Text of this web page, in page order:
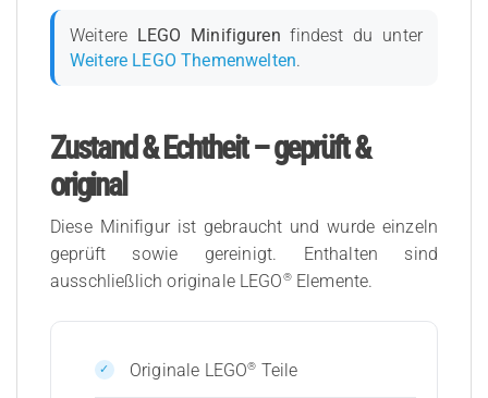
Weitere LEGO Minifiguren findest du unter
Weitere LEGO Themenwelten.
Zustand & Echtheit – geprüft &
original
Diese Minifigur ist gebraucht und wurde einzeln
geprüft sowie gereinigt. Enthalten sind
ausschließlich originale LEGO®Elemente.
Originale LEGO® Teile